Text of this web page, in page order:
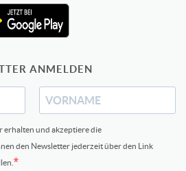
ANMELDEN
erhalten und akzeptiere die
den Newsletter jederzeit über den Link